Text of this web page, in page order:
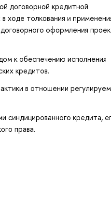
договорной кредитной
ходе толкования и
оформления
к обеспечению исполнения
кредитов.
в отношении
кредита,
права.